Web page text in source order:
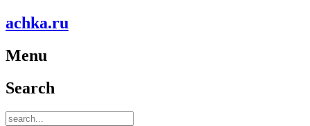
achka.ru
Menu
Search